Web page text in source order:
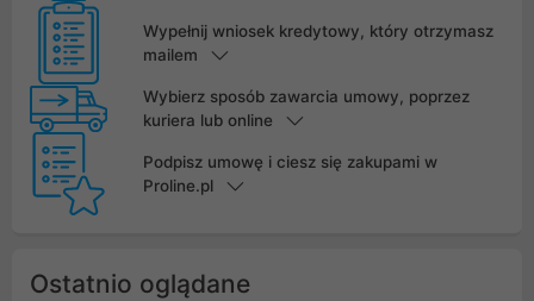
Wypełnij wniosek kredytowy, który otrzymasz
mailem
Wybierz sposób zawarcia umowy, poprzez
kuriera lub online
Podpisz umowę i ciesz się zakupami w
Proline.pl
Ostatnio oglądane